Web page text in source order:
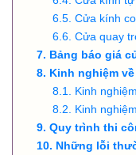
Cửa kính
Cửa quay
Bảng báo giá
Kinh nghiệm
Kinh
Kinh
Quy trình thi
Những lỗi